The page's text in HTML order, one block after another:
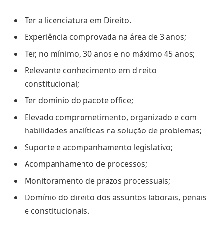
Ter a licenciatura em Direito.
Experiência comprovada na área de 3 anos;
Ter, no mínimo, 30 anos e no máximo 45 anos;
Relevante conhecimento em direito
constitucional;
Ter domínio do pacote office;
Elevado comprometimento, organizado e com
habilidades analíticas na solução de problemas;
Suporte e acompanhamento legislativo;
Acompanhamento de processos;
Monitoramento de prazos processuais;
Domínio do direito dos assuntos laborais, penais
e constitucionais.